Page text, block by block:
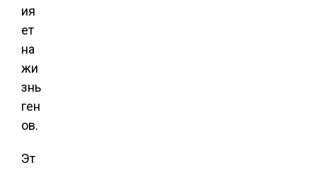
ия
ет
на
жи
знь
ген
ов.
Эт